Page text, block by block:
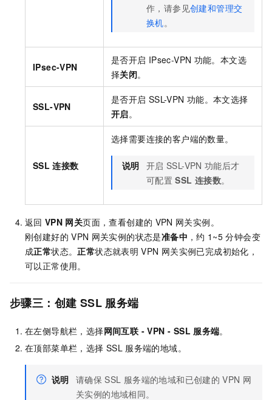
作，请参见创建和管理交
换机。
IPsec-VPN
是否开启 IPsec-VPN 功能。本文选
择关闭。
SSL-VPN
是否开启 SSL-VPN 功能。本文选择
开启。
SSL 连接数
选择需要连接的客户端的数量。
说明 开启 SSL-VPN 功能后才
可配置 SSL 连接数。
返回 VPN 网关页面，查看创建的 VPN 网关实例。
刚创建好的 VPN 网关实例的状态是准备中 ，约 1~5 分钟会变
成正常状态。正常状态就表明 VPN 网关实例已完成初始化，
可以正常使用。
步骤三：创建 SSL 服务端
在左侧导航栏，选择网间互联 - VPN - SSL 服务端。
在顶部菜单栏，选择 SSL 服务端的地域。
说明 请确保 SSL 服务端的地域和已创建的 VPN 网
关实例的地域相同。